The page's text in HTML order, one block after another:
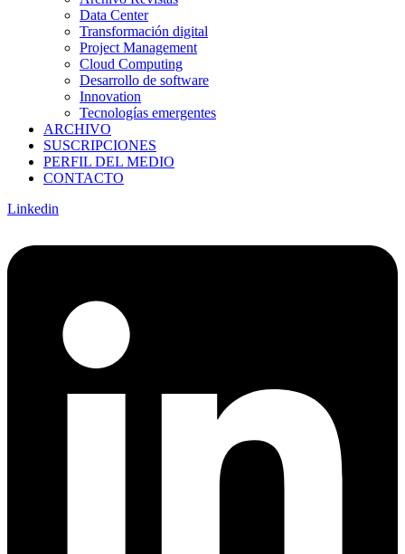
Data Center
Transformación digital
Project Management
Cloud Computing
Desarrollo de software
Innovation
Tecnologías emergentes
ARCHIVO
SUSCRIPCIONES
PERFIL DEL MEDIO
CONTACTO
Linkedin